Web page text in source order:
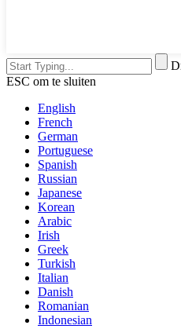
ESC om te sluiten
English
French
German
Portuguese
Spanish
Russian
Japanese
Korean
Arabic
Irish
Greek
Turkish
Italian
Danish
Romanian
Indonesian